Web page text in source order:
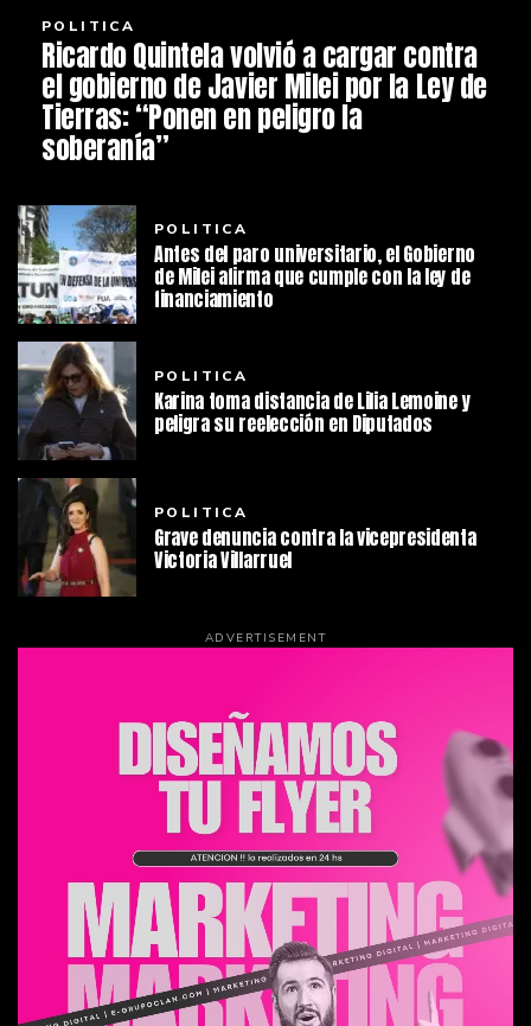
POLITICA
Ricardo Quintela volvió a cargar contra
el gobierno de Javier Milei por la Ley de
Tierras: “Ponen en peligro la
soberanía”
POLITICA
Antes del paro universitario, el Gobierno
de Milei afirma que cumple con la ley de
financiamiento
POLITICA
Karina toma distancia de Lilia Lemoine y
peligra su reelección en Diputados
POLITICA
Grave denuncia contra la vicepresidenta
Victoria Villarruel
ADVERTISEMENT